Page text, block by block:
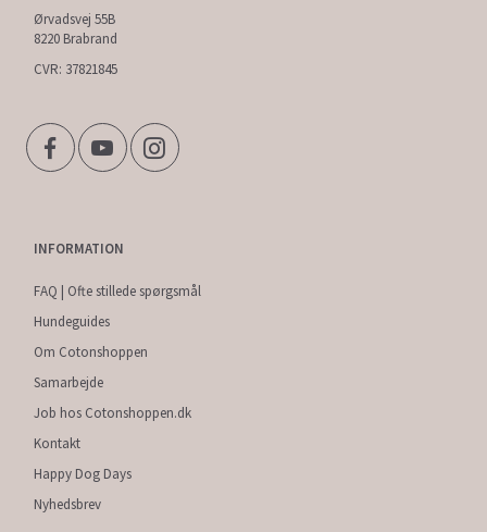
Ørvadsvej 55B
8220 Brabrand
CVR: 37821845
INFORMATION
FAQ | Ofte stillede spørgsmål
Hundeguides
Om Cotonshoppen
Samarbejde
Job hos Cotonshoppen.dk
Kontakt
Happy Dog Days
Nyhedsbrev